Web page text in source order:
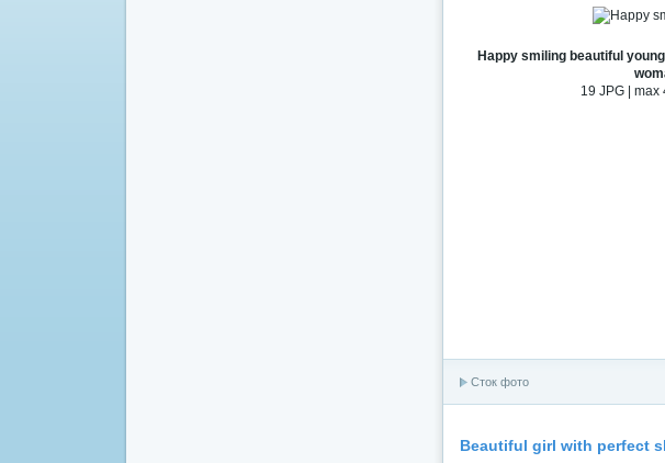
Happy smiling beautiful
19 JPG |
Сток фото
Beautiful girl with perfect